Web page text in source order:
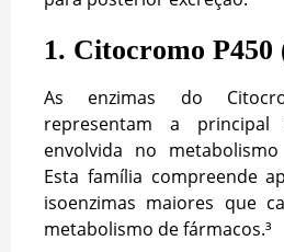
1. Citocromo P450
As enzimas do
representam a principal
envolvida no
Esta família compreende
isoenzimas maiores que
metabolismo de fármacos.³